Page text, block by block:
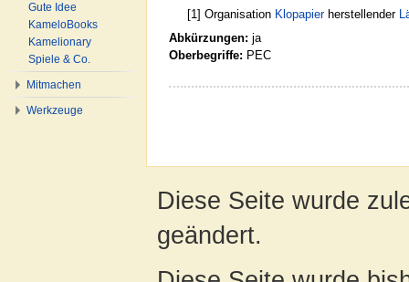
[1] Organisation Klopapierherstellender
Abkürzungen: ja
Oberbegriffe: PEC
Gute Idee
KameloBooks
Kamelionary
Spiele & Co.
Mitmachen
Werkzeuge
Diese Seite wurde
geändert.